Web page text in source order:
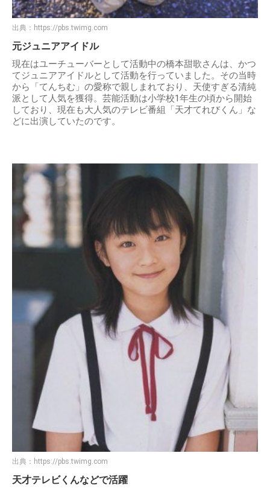
出典： https://pbs.twimg.com
元ジュニアアイドル
現在はユーチューバーとして活動中の橋本甜歌さんは、かつ
てジュニアアイドルとして活動を行っていました。その当時
から「てんちむ」の愛称で親しまれており、天使すぎる清純
派として人気を獲得。芸能活動は小学校1年生の頃から開始
しており、現在も大人気のテレビ番組「天才てれびくん」な
どに出演していたのです。
出典： https://pbs.twimg.com
天才テレビくんなどで活躍